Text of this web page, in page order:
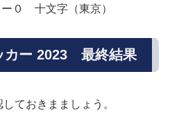
０ 十文字（東京）
カー 2023 最終結果
ておきまましょう。